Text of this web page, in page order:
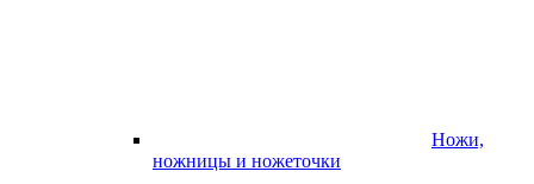
Ножи,
ножницы и ножеточки